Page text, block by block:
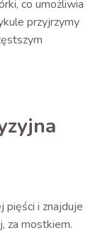
co umożliwia
przyjrzymy
pięści i znajduje
za mostkiem.